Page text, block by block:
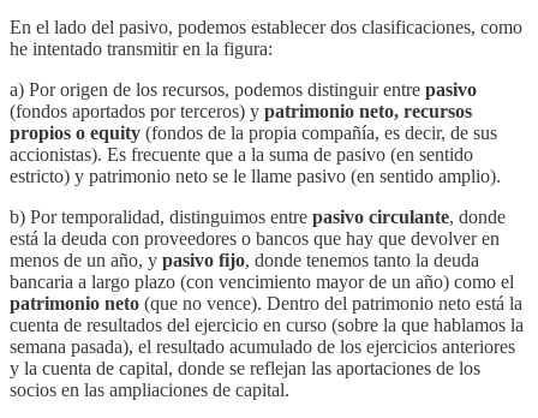
En el lado del pasivo, podemos establecer dos clasificaciones, como
he intentado transmitir en la figura:
a) Por origen de los recursos, podemos distinguir entre pasivo
(fondos aportados por terceros) y patrimonio neto, recursos
propios o equity (fondos de la propia compañía, es decir, de sus
accionistas). Es frecuente que a la suma de pasivo (en sentido
estricto) y patrimonio neto se le llame pasivo (en sentido amplio).
b) Por temporalidad, distinguimos entre pasivo circulante, donde
está la deuda con proveedores o bancos que hay que devolver en
menos de un año, y pasivo fijo, donde tenemos tanto la deuda
bancaria a largo plazo (con vencimiento mayor de un año) como el
patrimonio neto (que no vence). Dentro del patrimonio neto está la
cuenta de resultados del ejercicio en curso (sobre la que hablamos la
semana pasada), el resultado acumulado de los ejercicios anteriores
y la cuenta de capital, donde se reflejan las aportaciones de los
socios en las ampliaciones de capital.